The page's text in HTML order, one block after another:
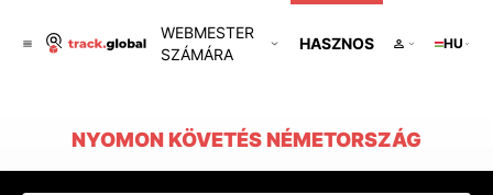
WEBMESTER
SZÁMÁRA
HASZNOS HU
NYOMON KÖVETÉS NÉMETORSZÁG